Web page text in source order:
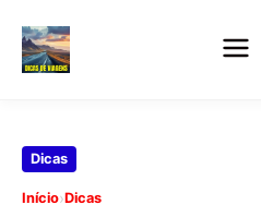
PularDicas
Início›Dicas